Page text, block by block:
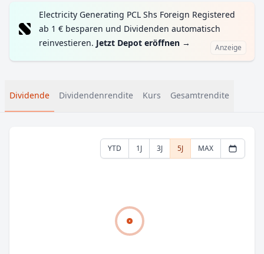
Electricity Generating PCL Shs Foreign Registered
ab 1 € besparen und Dividenden automatisch
reinvestieren. Jetzt Depot eröffnen → Anzeige
Dividende Dividendenrendite Kurs Gesamtrendite
YTD 1J 3J 5J MAX